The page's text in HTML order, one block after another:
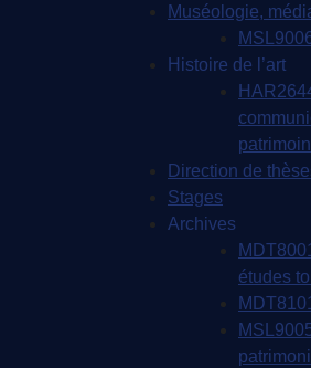
Muséologie,
Histoire de l’art
Direction de
Stages
Archives
études